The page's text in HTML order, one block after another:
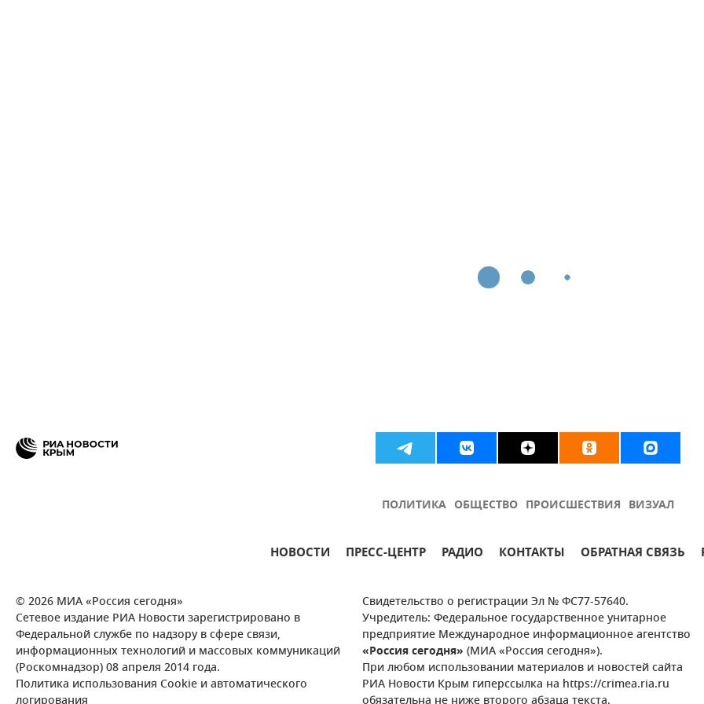
ПОЛИТИКА ОБЩЕСТВО ПРОИСШЕСТВИЯ ВИЗУАЛ
НОВОСТИ ПРЕСС-ЦЕНТР РАДИО КОНТАКТЫ ОБРАТНАЯ СВЯЗЬ
© 2026 МИА «Россия сегодня»
Сетевое издание РИА Новости зарегистрировано в
Федеральной службе по надзору в сфере связи,
информационных технологий и массовых коммуникаций
(Роскомнадзор) 08 апреля 2014 года.
Политика использования Cookie и автоматического
Свидетельство о регистрации Эл № ФС77-57640.
Учредитель: Федеральное государственное унитарное
предприятие Международное информационное агентство
«Россия сегодня» (МИА «Россия сегодня»).
При любом использовании материалов и новостей сайта
РИА Новости Крым гиперссылка на https://crimea.ria.ru